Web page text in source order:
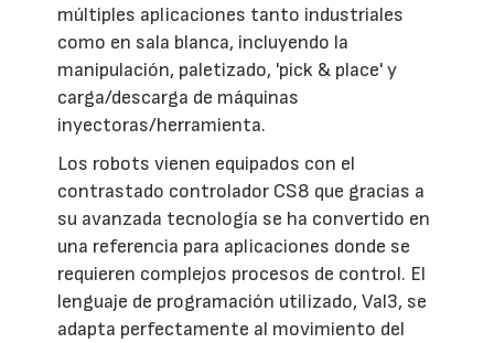
múltiples aplicaciones tanto industriales
como en sala blanca, incluyendo la
manipulación, paletizado, 'pick & place' y
carga/descarga de máquinas
inyectoras/herramienta.
Los robots vienen equipados con el
contrastado controlador CS8 que gracias a
su avanzada tecnología se ha convertido en
una referencia para aplicaciones donde se
requieren complejos procesos de control. El
lenguaje de programación utilizado, Val3, se
adapta perfectamente al movimiento del